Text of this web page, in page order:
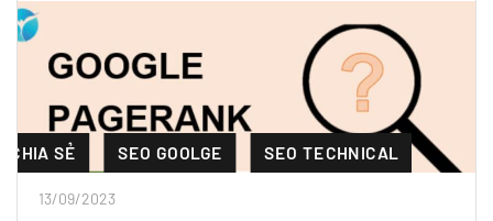
CHIA SẺ SEO GOOLGE SEO TECHNICAL
13/09/2023